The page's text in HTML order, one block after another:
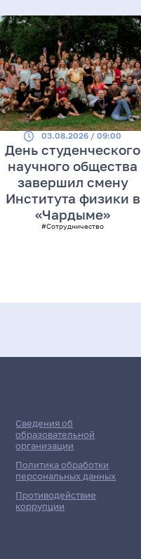
03.08.2026 / 09:00
День студенческого
научного общества
завершил смену
Института физики в
«Чардыме»
#Сотрудничество
Сведения об
образовательной
организации
Политика обработки
персональных данных
Противодействие
коррупции